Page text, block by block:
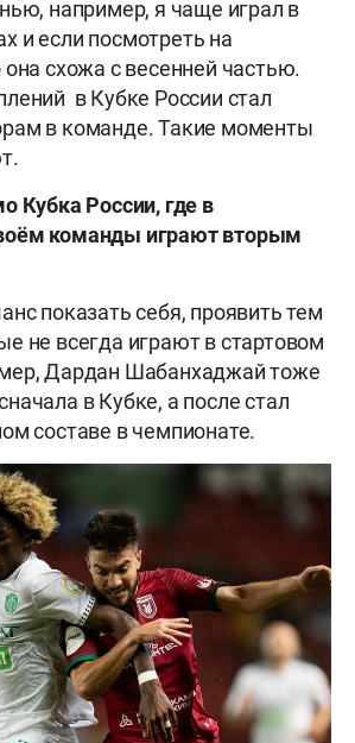
например, я чаще играл в
и если посмотреть на
она схожа с весенней частью.
в Кубке России стал
в команде. Такие моменты
Кубка России, где в
команды играют вторым
показать себя, проявить тем
не всегда играют в стартовом
Дардан Шабанхаджай тоже
в Кубке, а после стал
составе в чемпионате.